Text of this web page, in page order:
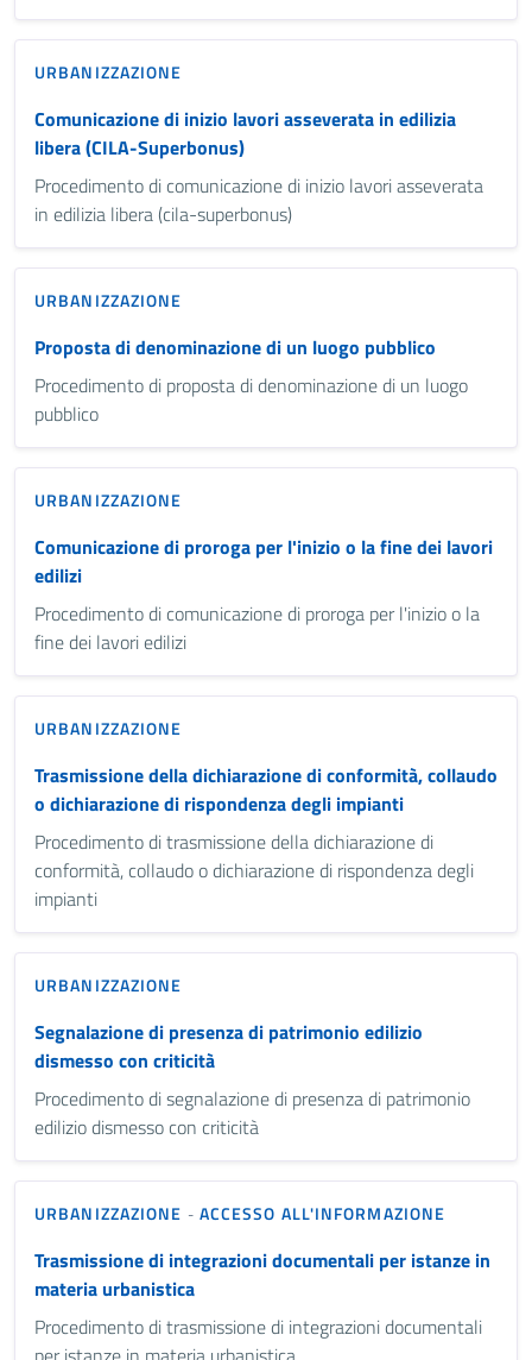
URBANIZZAZIONE
Comunicazione di inizio lavori asseverata in edilizia
libera (CILA-Superbonus)
Procedimento di comunicazione di inizio lavori asseverata
in edilizia libera (cila-superbonus)
URBANIZZAZIONE
Proposta di denominazione di un luogo pubblico
Procedimento di proposta di denominazione di un luogo
pubblico
URBANIZZAZIONE
Comunicazione di proroga per l'inizio o la fine dei lavori
edilizi
Procedimento di comunicazione di proroga per l'inizio o la
fine dei lavori edilizi
URBANIZZAZIONE
Trasmissione della dichiarazione di conformità, collaudo
o dichiarazione di rispondenza degli impianti
Procedimento di trasmissione della dichiarazione di
conformità, collaudo o dichiarazione di rispondenza degli
impianti
URBANIZZAZIONE
Segnalazione di presenza di patrimonio edilizio
dismesso con criticità
Procedimento di segnalazione di presenza di patrimonio
edilizio dismesso con criticità
URBANIZZAZIONE - ACCESSO ALL'INFORMAZIONE
Trasmissione di integrazioni documentali per istanze in
materia urbanistica
Procedimento di trasmissione di integrazioni documentali